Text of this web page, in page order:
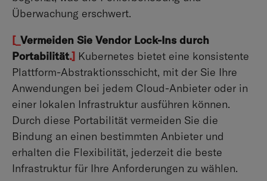
Überwachung erschwert.
[_ Vermeiden Sie Vendor Lock-Ins durch
Portabilität.] Kubernetes bietet eine konsistente
Plattform-Abstraktionsschicht, mit der Sie Ihre
Anwendungen bei jedem Cloud-Anbieter oder in
einer lokalen Infrastruktur ausführen können.
Durch diese Portabilität vermeiden Sie die
Bindung an einen bestimmten Anbieter und
erhalten die Flexibilität, jederzeit die beste
Infrastruktur für Ihre Anforderungen zu wählen.